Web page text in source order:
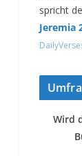
spricht
Jeremia
Wird